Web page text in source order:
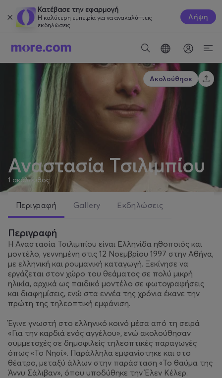
Κατέβασε την εφαρμογή
Η καλύτερη εμπειρία για να ανακαλύπτεις
εκδηλώσεις.
Λήψη
Αναστασία Τσιλιμπίου
1 ακόλουθος
Ακολούθησε
Περιγραφή Gallery Εκδηλώσεις
Περιγραφή
Η Αναστασία Τσιλιμπίου είναι Ελληνίδα ηθοποιός και
μοντέλο, γεννημένη στις 12 Νοεμβρίου 1997 στην Αθήνα,
με ελληνική και ρουμανική καταγωγή. Ξεκίνησε να
εργάζεται στον χώρο του θεάματος σε πολύ μικρή
ηλικία, αρχικά ως παιδικό μοντέλο σε φωτογραφήσεις
και διαφημίσεις, ενώ στα εννέα της χρόνια έκανε την
πρώτη της τηλεοπτική εμφάνιση.
Έγινε γνωστή στο ελληνικό κοινό μέσα από τη σειρά
«Για την καρδιά ενός αγγέλου», ενώ ακολούθησαν
συμμετοχές σε δημοφιλείς τηλεοπτικές παραγωγές
όπως «Το Νησί». Παράλληλα εμφανίστηκε και στο
θέατρο, μεταξύ άλλων στην παράσταση «Το θαύμα της
Άννυ Σάλιβαν», όπου υποδύθηκε την Έλεν Κέλερ.